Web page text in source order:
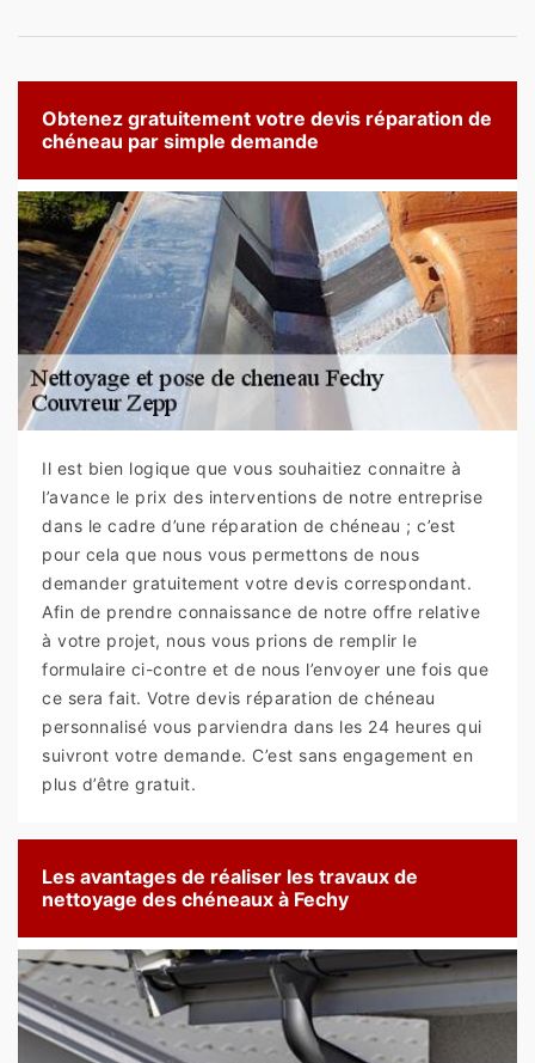
Obtenez gratuitement votre devis réparation de
chéneau par simple demande
Il est bien logique que vous souhaitiez connaitre à
l’avance le prix des interventions de notre entreprise
dans le cadre d’une réparation de chéneau ; c’est
pour cela que nous vous permettons de nous
demander gratuitement votre devis correspondant.
Afin de prendre connaissance de notre offre relative
à votre projet, nous vous prions de remplir le
formulaire ci-contre et de nous l’envoyer une fois que
ce sera fait. Votre devis réparation de chéneau
personnalisé vous parviendra dans les 24 heures qui
suivront votre demande. C’est sans engagement en
plus d’être gratuit.
Les avantages de réaliser les travaux de
nettoyage des chéneaux à Fechy